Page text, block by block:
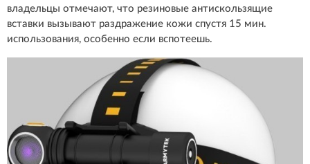
владельцы отмечают, что резиновые антискользящие
вставки вызывают раздражение кожи спустя 15 мин.
использования, особенно если вспотеешь.